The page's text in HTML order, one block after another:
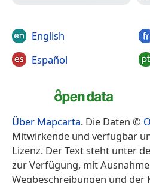
English
Español
Über Mapcarta. Die Daten ©
Mitwirkende und verfügbar
Lizenz. Der Text steht unter
zur Verfügung, mit
Wegbeschreibungen und der